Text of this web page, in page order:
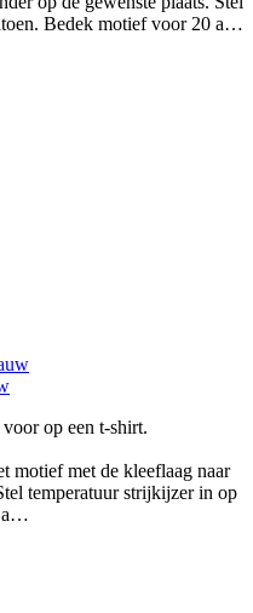
Bedek motief voor 20 a…
op een t-shirt.
motief met de kleeflaag naar
temperatuur strijkijzer in op
a…